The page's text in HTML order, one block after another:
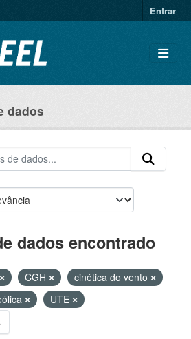
Entrar
dados
dados encontrado
CGH
cinética do vento
UTE